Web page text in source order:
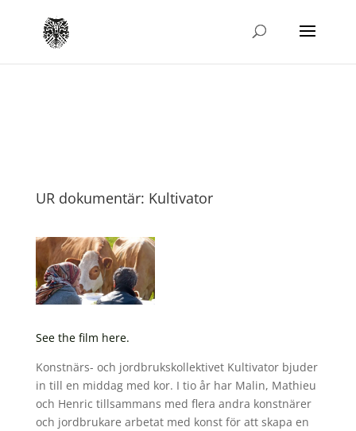
UR dokumentär: Kultivator
See the film here.
Konstnärs- och jordbrukskollektivet Kultivator bjuder
in till en middag med kor. I tio år har Malin, Mathieu
och Henric tillsammans med flera andra konstnärer
och jordbrukare arbetat med konst för att skapa en